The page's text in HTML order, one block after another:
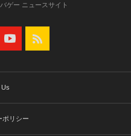
ゲー ニュースサイト
Us
ポリシー